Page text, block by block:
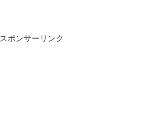
スポンサーリンク